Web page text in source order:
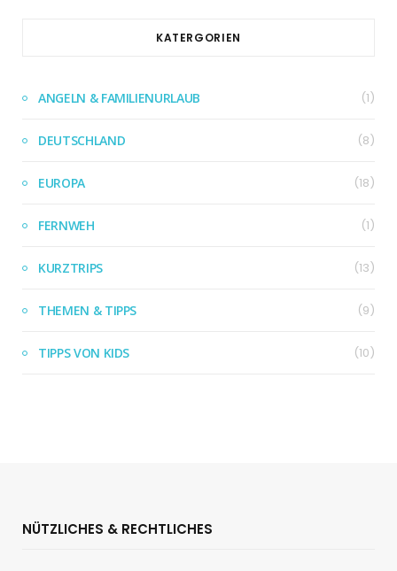
KATERGORIEN
ANGELN & FAMILIENURLAUB (1)
DEUTSCHLAND (8)
EUROPA (18)
FERNWEH (1)
KURZTRIPS (13)
THEMEN & TIPPS (9)
TIPPS VON KIDS (10)
NÜTZLICHES & RECHTLICHES